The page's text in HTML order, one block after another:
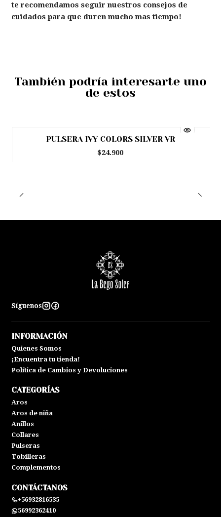
te recomendamos seguir nuestros consejos de
cuidados para que duren mucho mas tiempo!
También podría interesarte uno
de estos
Agotado
PULSERA IVY COLORS SILVER VR
$24.900
Síguenos
INFORMACIÓN
Quienes Somos
¡Encuentra tu tienda!
Política de Cambios y Devoluciones
CATEGORÍAS
Aros
Aros de niña
Anillos
Collares
Pulseras
Tobilleras
Complementos
CONTÁCTANOS
+56932816535
56992362410